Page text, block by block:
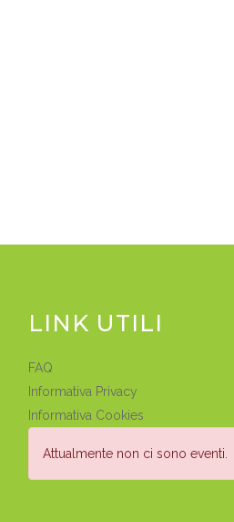
LINK UTILI
FAQ
Informativa Privacy
Informativa Cookies
Attualmente non ci sono eventi.